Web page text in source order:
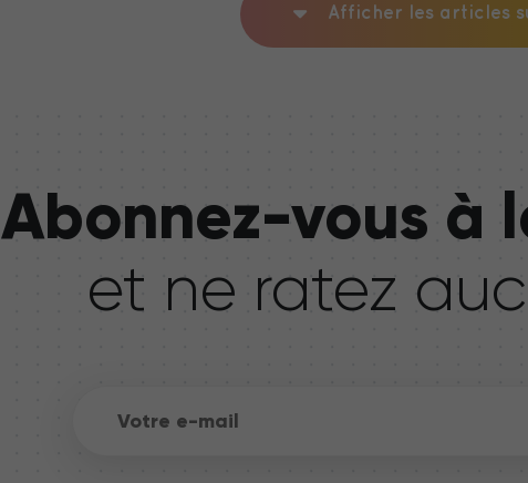
Afficher les articles
Abonnez-vous à
et ne ratez